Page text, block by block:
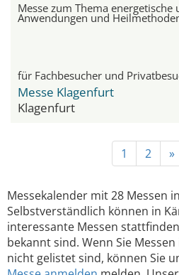
Messe zum Thema energetische
Anwendungen und
für Fachbesucher und
Messe Klagenfurt
Klagenfurt
1 2 »
Messekalender mit 28 Messen
Selbstverständlich können in
interessante Messen
bekannt sind. Wenn Sie
nicht gelistet sind, können Sie